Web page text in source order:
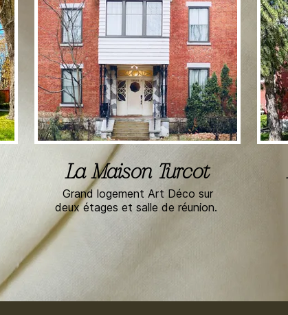
La Maison Turcot
Grand logement Art Déco sur
deux étages et salle de réunion.